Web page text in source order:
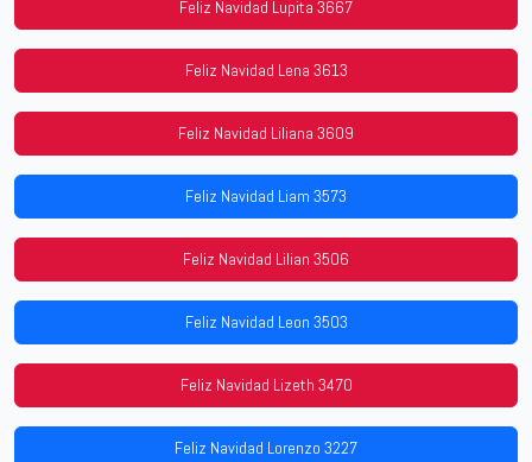
Feliz Navidad Lupita 3667
Feliz Navidad Lena 3613
Feliz Navidad Liliana 3609
Feliz Navidad Liam 3573
Feliz Navidad Lilian 3506
Feliz Navidad Leon 3503
Feliz Navidad Lizeth 3470
Feliz Navidad Lorenzo 3227